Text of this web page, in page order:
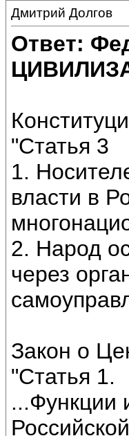
Дмитрий Долгов
Ответ:
"Статья 3
1.
власти в
2. Народ
через
Закон о
"Статья 1.
...Функции